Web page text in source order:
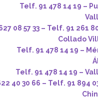
478 14 19 –
08 57 33 – Telf. 91 261
Collado
14 19 –
14 19 –
40 30 66 – Telf. 91 894